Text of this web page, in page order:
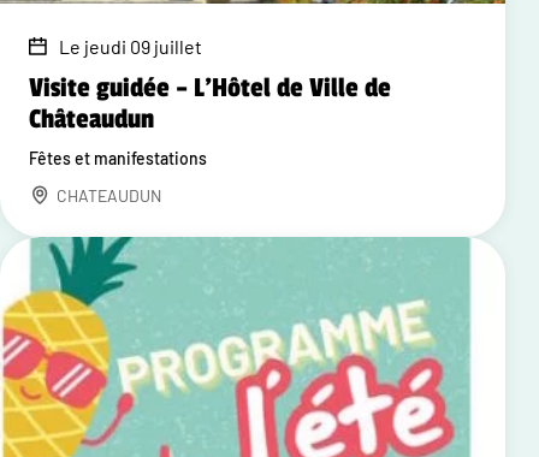
Le jeudi 09 juillet
Visite guidée – L'Hôtel de Ville de
Châteaudun
Fêtes et manifestations
CHATEAUDUN